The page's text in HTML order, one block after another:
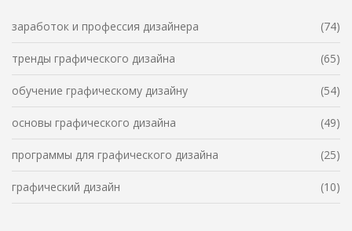
заработок и профессия дизайнера (74)
тренды графического дизайна (65)
обучение графическому дизайну (54)
основы графического дизайна (49)
программы для графического дизайна (25)
графический дизайн (10)